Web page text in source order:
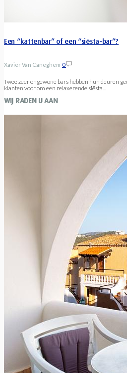
Een “kattenbar” of een “siësta-bar”?
Xavier Van Caneghem 0
Twee zeer ongewone bars hebben hun deuren
klanten voor om een relaxerende siësta...
WIJ RADEN U AAN